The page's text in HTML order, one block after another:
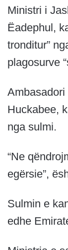
Ministri i
Ëadephul,
tronditur”
plagosurve
Huckabee,
nga sulmi.
“Ne
egërsie”,
Sulmin e
edhe